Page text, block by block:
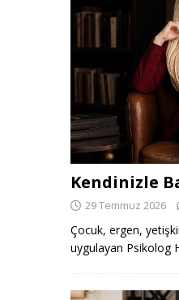
Kendinizle
29 Temmuz 2026
Çocuk, ergen,
uygulayan Psikolog